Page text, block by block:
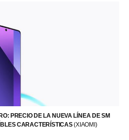
PRECIO DE LA NUEVA LÍNEA DE SM
CARACTERÍSTICAS(XIAOMI)